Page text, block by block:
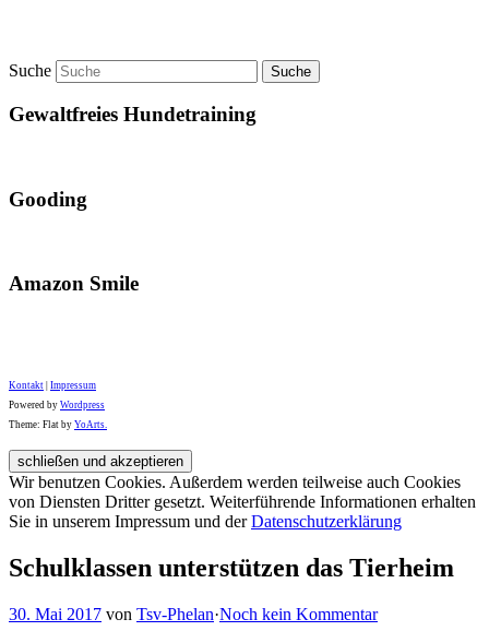
Suche
Gewaltfreies Hundetraining
Gooding
Amazon Smile
Kontakt Impressum
Powered by Wordpress
Theme: Flat by YoArts.
Wir benutzen Cookies. Außerdem werden teilweise auch Cookies
von Diensten Dritter gesetzt. Weiterführende Informationen erhalten
Sie in unserem Impressum und derDatenschutzerklärung
Schulklassen unterstützen das Tierheim
30. Mai 2017 von Tsv-Phelan·Noch kein Kommentar